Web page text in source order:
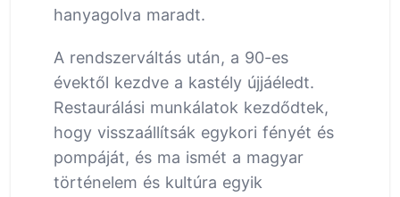
hanyagolva maradt.
A rendszerváltás után, a 90-es
évektől kezdve a kastély újjáéledt.
Restaurálási munkálatok kezdődtek,
hogy visszaállítsák egykori fényét és
pompáját, és ma ismét a magyar
történelem és kultúra egyik